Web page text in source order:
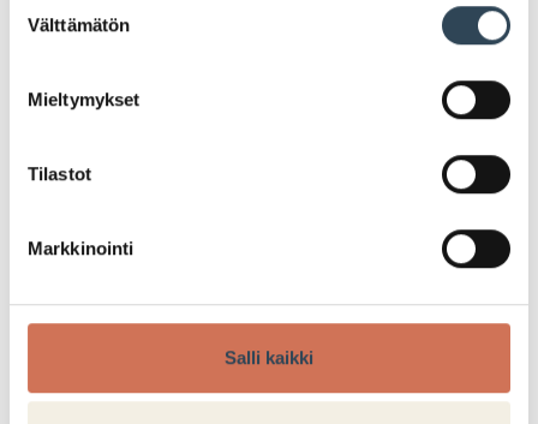
valinta
Välttämätön
Mieltymykset
Tilastot
Markkinointi
Salli kaikki
kaikesta
More Member Days on täällä! Saat nyt jäsenenä
-25% kaikista tuotteista, kun ostat vähintään 2
tuotetta. Koskee normaalihintaisia tuotteita. Ei koske
Roosa Nauha -tuotteita. Ei voi yhdistää muihin
kun ostat vähintään 2 tuotetta
Tarjouksen voimassaoloaika:
29.10.2025–02.11.2025